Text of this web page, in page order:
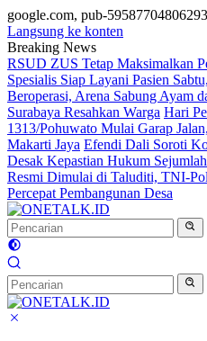
google.com, pub-
Langsung ke konten
Breaking News
RSUD ZUS Tetap Maksimalkan
Spesialis Siap Layani Pasien
Beroperasi, Arena Sabung Ayam
Surabaya Resahkan Warga Hari
1313/Pohuwato Mulai Garap
Makarti Jaya Efendi Dali Soroti
Desak Kepastian Hukum
Resmi Dimulai di Taluditi, TNI-
Percepat Pembangunan Desa